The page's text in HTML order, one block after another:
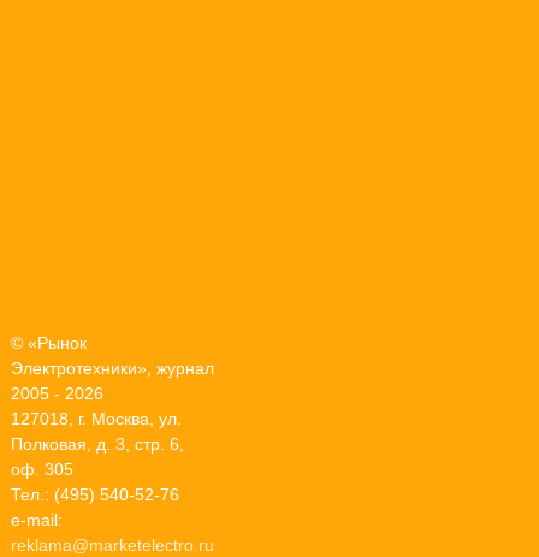
© «Рынок
Электротехники», журнал
2005 - 2026
127018, г. Москва, ул.
Полковая, д. 3, стр. 6,
оф. 305
Тел.: (495) 540-52-76
e-mail:
reklama@marketelectro.ru